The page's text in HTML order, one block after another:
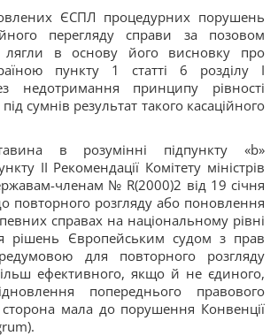
ЄСПЛ процедурних порушень
перегляду справи за позовом
в основу його висновку про
пункту 1 статті 6 розділу І
недотримання принципу рівності
сумнів результат такого касаційного
в розумінні підпункту «b»
ІІ Рекомендації Комітету міністрів
членам № R(2000)2 від 19 січня
повторного розгляду або поновлення
справах на національному рівні
рішень Європейським судом з прав
для повторного розгляду
ефективного, якщо й не єдиного,
попереднього правового
мала до порушення Конвенції